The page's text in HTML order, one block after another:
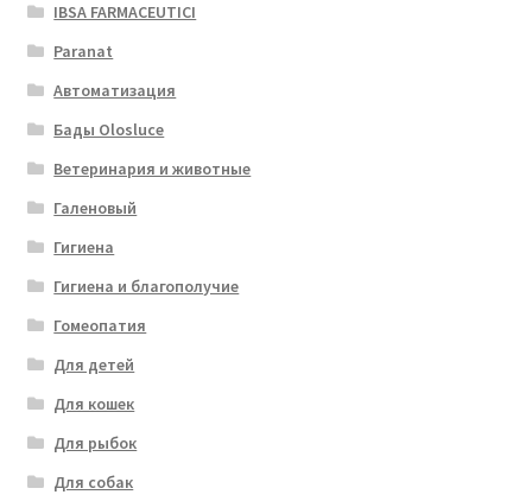
IBSA FARMACEUTICI
Paranat
Автоматизация
Бады Olosluce
Ветеринария и животные
Галеновый
Гигиена
Гигиена и благополучие
Гомеопатия
Для детей
Для кошек
Для рыбок
Для собак